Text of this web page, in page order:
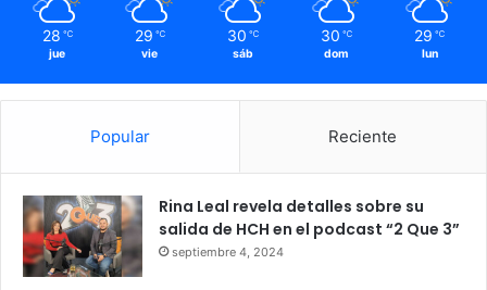
28 ℃
jue
29 ℃
vie
30 ℃
sáb
30 ℃
dom
29 ℃
lun
Popular Reciente
Rina Leal revela detalles sobre su
salida de HCH en el podcast “2 Que 3”
septiembre 4, 2024